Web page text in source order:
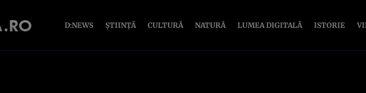
D:NEWS ȘTIINȚĂ CULTURĂ NATURĂ LUMEA DIGITALĂ ISTORIE